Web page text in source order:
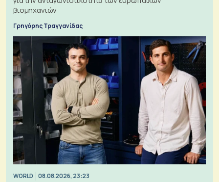
βιομηχανιών
Γρηγόρης Τραγγανίδας
WORLD 08.08.2026, 23:23